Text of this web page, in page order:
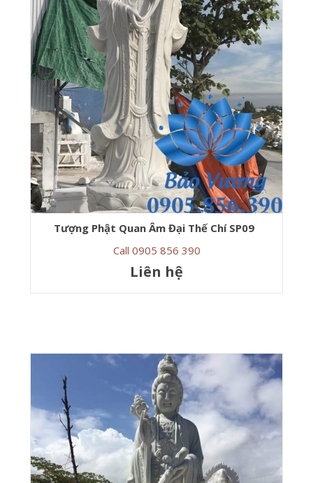
Tượng Phật Quan Âm Đại Thế Chí SP09
Call 0905 856 390
Liên hệ